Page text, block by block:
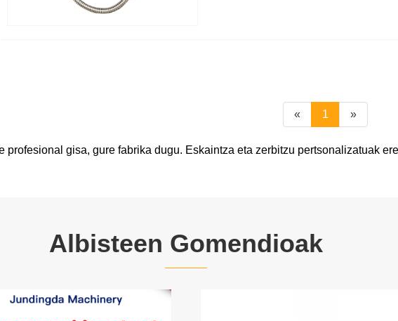
« 1 »
gisa, gure fabrika dugu. Eskaintza eta zerbitzu pertsonalizatuak
Albisteen Gomendioak